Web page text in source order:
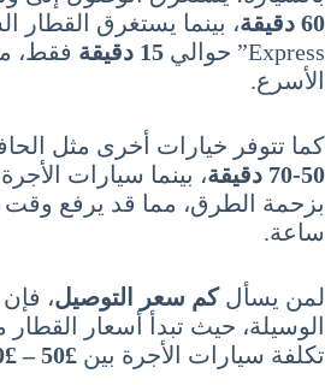
60 دقيقة
Express” حوالي
15 دقيقة
فقط،
الأسرع.
كما تتوفر خيارات أخرى مثل
50-70 دقيقة
، بينما سيارات
بزحمة الطرق، مما قد يرفع وقت
ساعة.
لمن يسألكم سعر التوصيل،
الوسيلة، حيث تبدأ أسعار القطار
تكلفة سيارات الأجرة بين £50 – £100